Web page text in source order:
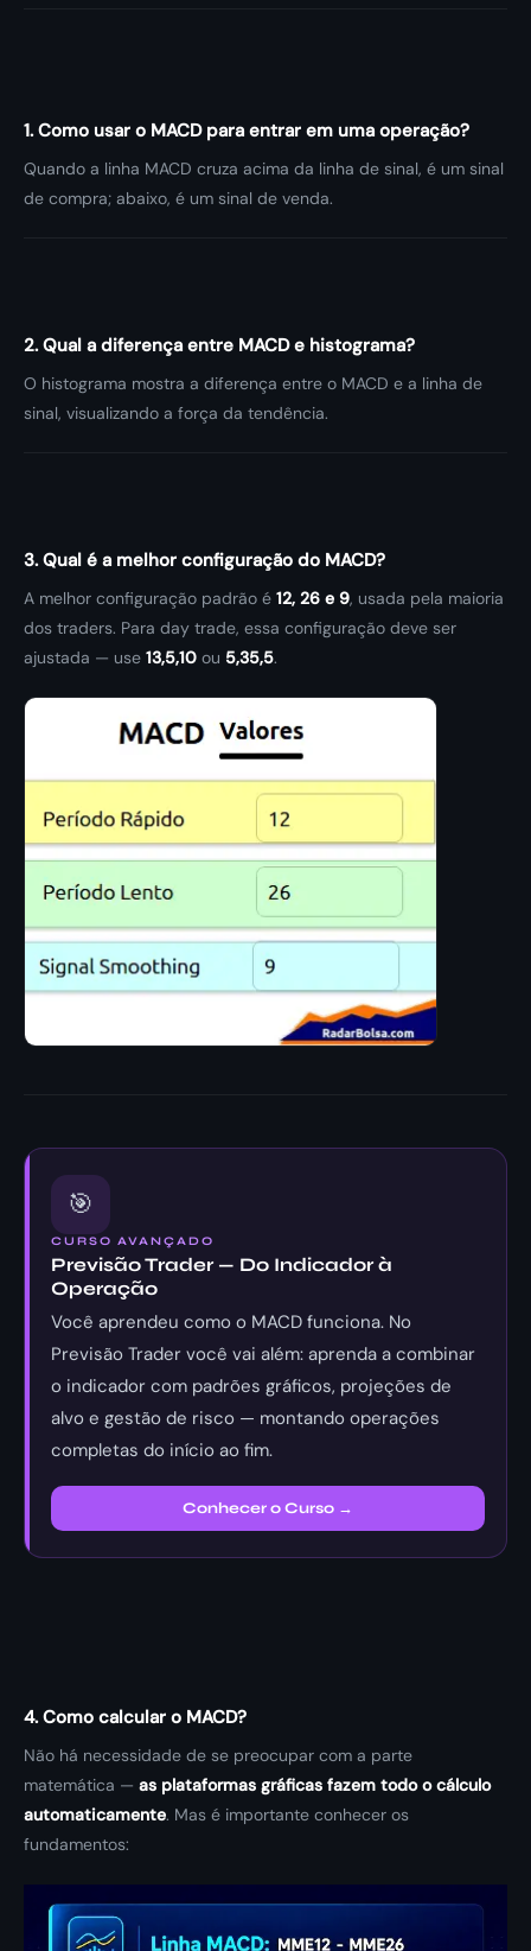
1. Como usar o MACD para entrar em uma operação?
Quando a linha MACD cruza acima da linha de sinal, é um sinal
de compra; abaixo, é um sinal de venda.
2. Qual a diferença entre MACD e histograma?
O histograma mostra a diferença entre o MACD e a linha de
sinal, visualizando a força da tendência.
3. Qual é a melhor configuração do MACD?
A melhor configuração padrão é 12, 26 e 9, usada pela maioria
dos traders. Para day trade, essa configuração deve ser
ajustada — use 13,5,10 ou 5,35,5.
🎯
CURSO AVANÇADO
Previsão Trader — Do Indicador à
Operação
Você aprendeu como o MACD funciona. No
Previsão Trader você vai além: aprenda a combinar
o indicador com padrões gráficos, projeções de
alvo e gestão de risco — montando operações
completas do início ao fim.
Conhecer o Curso →
4. Como calcular o MACD?
Não há necessidade de se preocupar com a parte
matemática — as plataformas gráficas fazem todo o cálculo
automaticamente. Mas é importante conhecer os
fundamentos: